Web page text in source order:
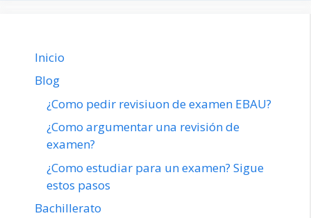
Inicio
Blog
¿Como pedir revisiuon de examen EBAU?
¿Como argumentar una revisión de
examen?
¿Como estudiar para un examen? Sigue
estos pasos
Bachillerato